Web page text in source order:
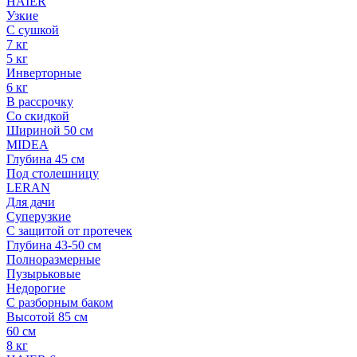
Узкие
С сушкой
7 кг
5 кг
Инверторные
6 кг
В рассрочку
Со скидкой
Шириной 50 см
MIDEA
Глубина 45 см
Под столешницу
LERAN
Для дачи
Суперузкие
С защитой от протечек
Глубина 43-50 см
Полноразмерные
Пузырьковые
Недорогие
С разборным баком
Высотой 85 см
60 см
8 кг